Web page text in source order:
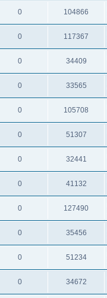
0 104866
0 117367
0 34409
0 33565
0 105708
0 51307
0 32441
0 41132
0 127490
0 35456
0 51234
0 34672